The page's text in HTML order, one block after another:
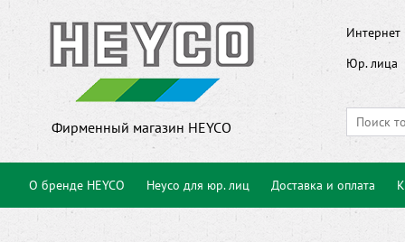
Фирменный магазин HEYCO
Интернет
Юр. лица
О бренде HEYCO Heyco для юр. лиц Доставка и оплата